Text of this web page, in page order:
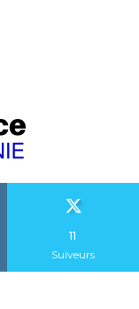
11
Suiveurs